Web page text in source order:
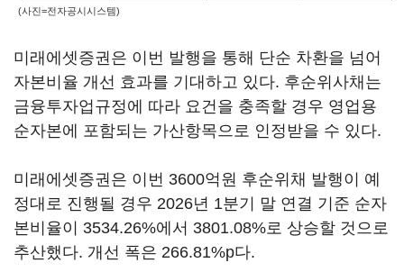
(사진=전자공시시스템)
미래에셋증권은 이번 발행을 통해 단순 차환을 넘어
자본비율 개선 효과를 기대하고 있다. 후순위사채는
금융투자업규정에 따라 요건을 충족할 경우 영업용
순자본에 포함되는 가산항목으로 인정받을 수 있다.
미래에셋증권은 이번 3600억원 후순위채 발행이 예
정대로 진행될 경우 2026년 1분기 말 연결 기준 순자
본비율이 3534.26%에서 3801.08%로 상승할 것으로
추산했다. 개선 폭은 266.81%p다.